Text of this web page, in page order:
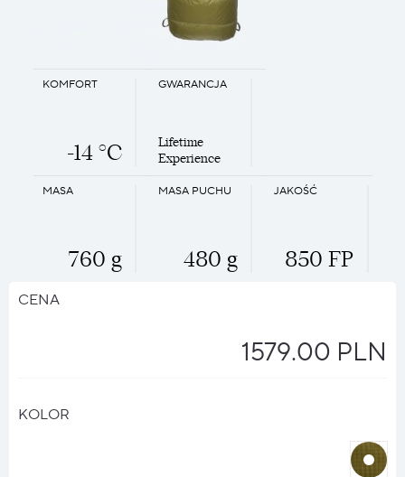
MASA
760 g
JAKOŚĆ
850 FP
MASA PUCHU
480 g
KOMFORT
-14 °C
GWARANCJA
Lifetime
Experience
CENA
1579.00 PLN
KOLOR
halo
?